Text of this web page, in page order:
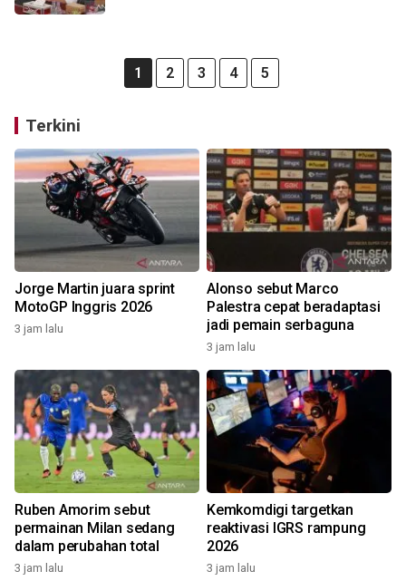
1 2 3 4 5
Terkini
Jorge Martin juara sprint
MotoGP Inggris 2026
3 jam lalu
Alonso sebut Marco
Palestra cepat beradaptasi
jadi pemain serbaguna
3 jam lalu
Ruben Amorim sebut
permainan Milan sedang
dalam perubahan total
3 jam lalu
Kemkomdigi targetkan
reaktivasi IGRS rampung
2026
3 jam lalu